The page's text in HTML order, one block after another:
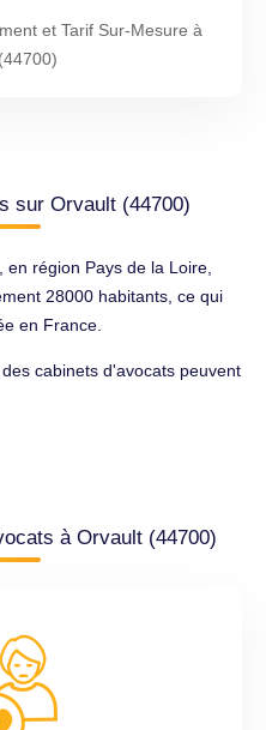
et Tarif Sur-Mesure à
sur Orvault (44700)
région Pays de la Loire,
28000 habitants, ce qui
en France.
cabinets d'avocats peuvent
à Orvault (44700)